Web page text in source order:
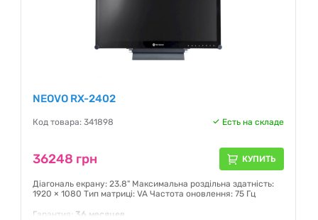
NEOVO RX-2402
Код товара: 341898 Есть на складе
36248 грн КУПИТЬ
Діагональ екрану: 23.8" Максимальна роздільна здатність:
1920 × 1080 Тип матриці: VA Частота оновлення: 75 Гц
Гарантия: 36 месяцев